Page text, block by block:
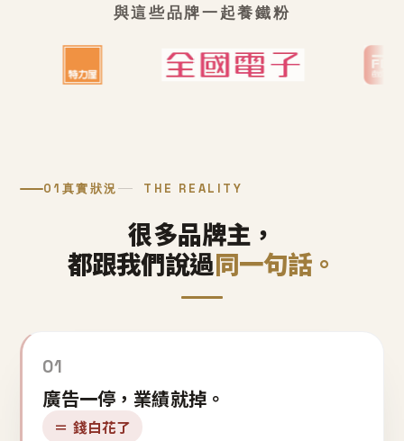
與這些品牌一起養鐵粉
01 真實狀況 THE REALITY
很多品牌主，
都跟我們說過同一句話。
01
廣告一停，業績就掉。
＝ 錢白花了